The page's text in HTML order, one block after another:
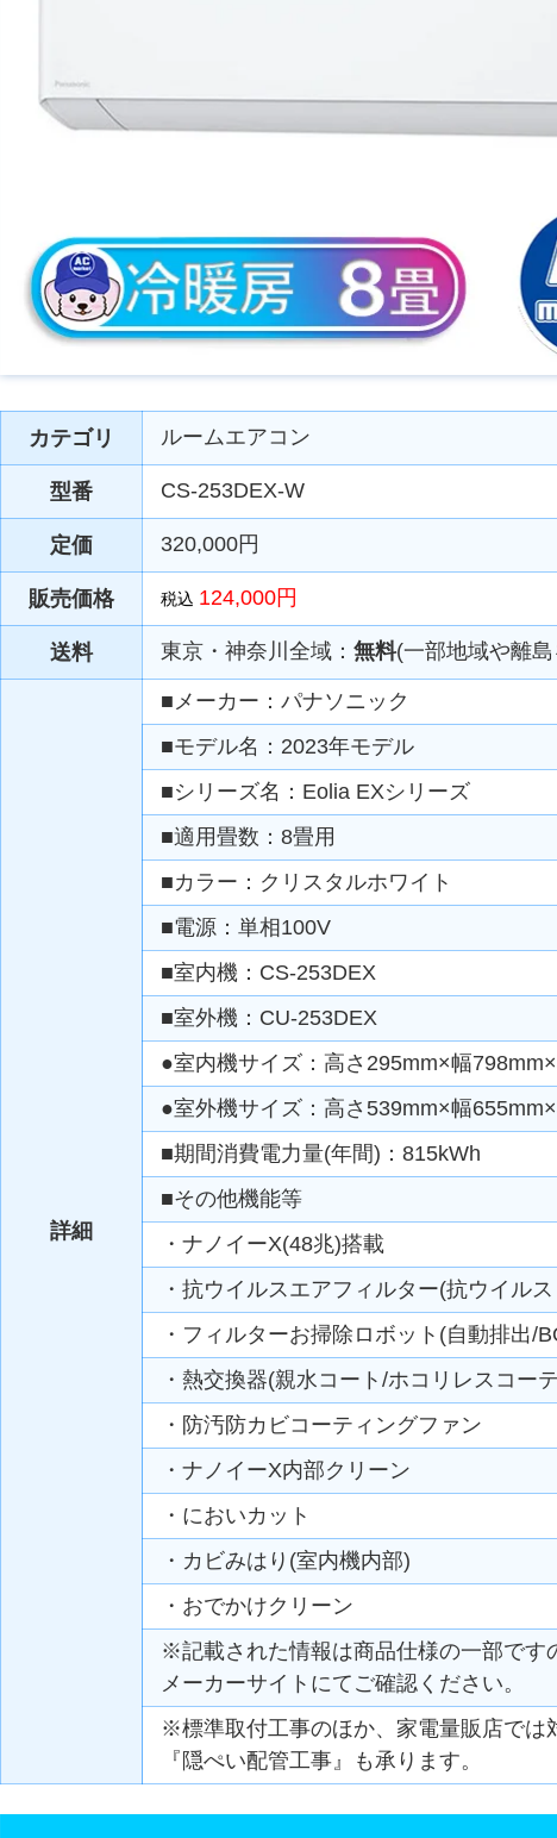
カテゴリ ルームエアコン
型番 CS-253DEX-W
定価 320,000円
販売価格 税込 124,000円
送料 東京・神奈川全域： 無料(一部地域や離
詳細
■メーカー：パナソニック
■モデル名：2023年モデル
■シリーズ名：Eolia EXシリーズ
■適用畳数：8畳用
■カラー：クリスタルホワイト
■電源：単相100V
■室内機：CS-253DEX
■室外機：CU-253DEX
●室内機サイズ：高さ295mm×幅
●室外機サイズ：高さ539mm×幅
■期間消費電力量(年間)：815kWh
■その他機能等
・ナノイーX(48兆)搭載
・抗ウイルスエアフィルター(抗ウイル
・フィルターお掃除ロボット(自動排出/
・熱交換器(親水コート/ホコリレスコー
・防汚防カビコーティングファン
・ナノイーX内部クリーン
・においカット
・カビみはり(室内機内部)
・おでかけクリーン
※記載された情報は商品仕様の一部です
メーカーサイトにてご確認ください。
※標準取付工事のほか、家電量販店では
『隠ぺい配管工事』も承ります。